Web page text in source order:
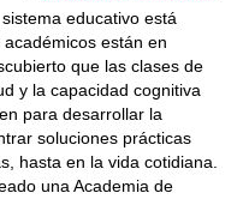
educativo está
están en
que las clases de
y la capacidad cognitiva
para desarrollar la
soluciones prácticas
hasta en la vida cotidiana.
una Academia de